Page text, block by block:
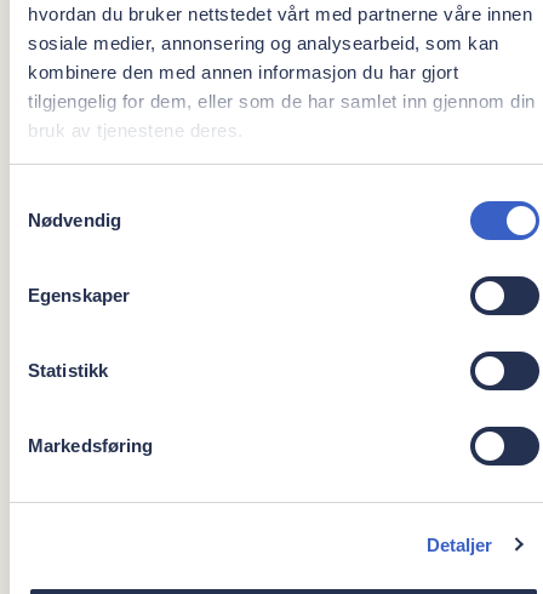
hvordan du bruker nettstedet vårt med partnerne våre innen
sosiale medier, annonsering og analysearbeid, som kan
kombinere den med annen informasjon du har gjort
tilgjengelig for dem, eller som de har samlet inn gjennom din
bruk av tjenestene deres.
Nødvendig
Egenskaper
Statistikk
Markedsføring
Detaljer
Spesialist i oral kirurgi og oral medisin ved
Universitetet i Bergen 2008
Ph.D ved UiT Norges Arktiske Universitet 2020
Pedagogisk Basiskompetanse for høyere
utdanning, Result, UiT (200 hours) 2022
2008-2009 Spesialist i oral kirurgi og oral medisin,
2009- Privat praksis Harstadtannlegene